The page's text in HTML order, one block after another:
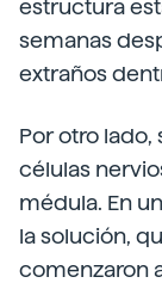
estructura
semanas
extraños
Por otro lado,
células
médula. En
la solución,
comenzaron